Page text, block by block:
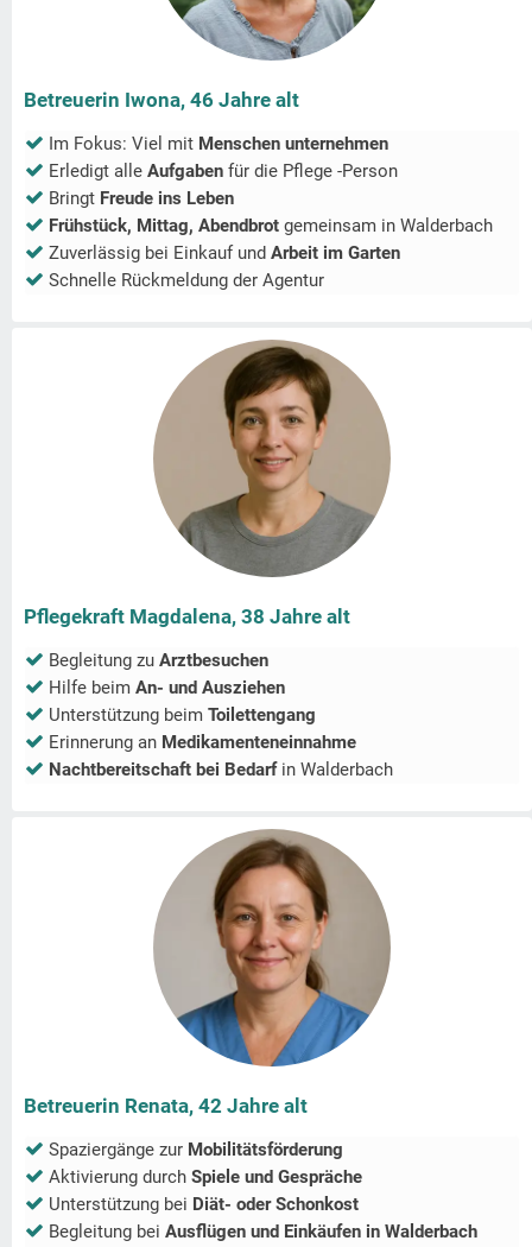
Betreuerin Iwona, 46 Jahre alt
Im Fokus: Viel mit Menschen unternehmen
Erledigt alle Aufgaben für die Pflege -Person
Bringt Freude ins Leben
Frühstück, Mittag, Abendbrot gemeinsam in Walderbach
Zuverlässig bei Einkauf und Arbeit im Garten
Schnelle Rückmeldung der Agentur
Pflegekraft Magdalena, 38 Jahre alt
Begleitung zu Arztbesuchen
Hilfe beim An- und Ausziehen
Unterstützung beim Toilettengang
Erinnerung an Medikamenteneinnahme
Nachtbereitschaft bei Bedarfin Walderbach
Betreuerin Renata, 42 Jahre alt
Spaziergänge zur Mobilitätsförderung
Aktivierung durch Spiele und Gespräche
Unterstützung bei Diät- oder Schonkost
Begleitung bei Ausflügen und Einkäufen in Walderbach